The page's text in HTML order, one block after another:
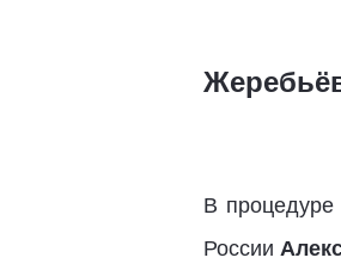
В процедуре
России